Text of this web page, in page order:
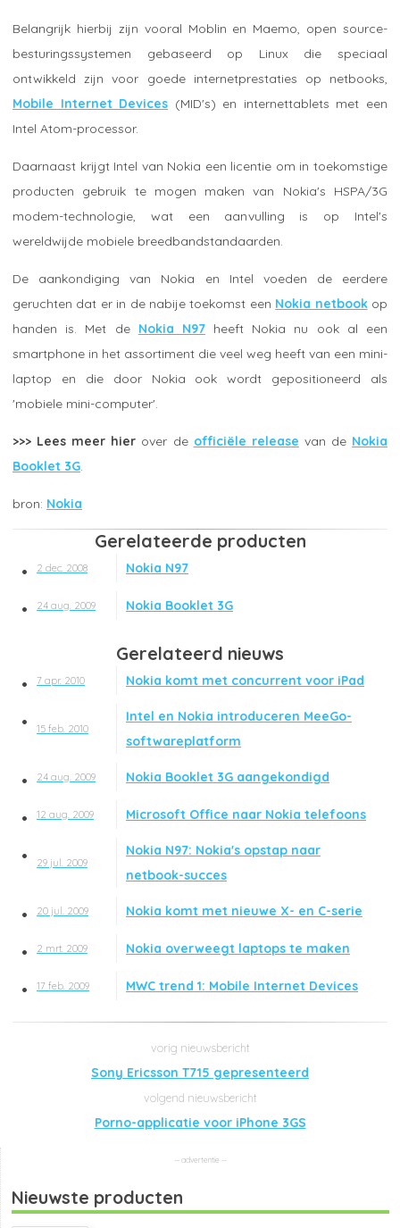
Belangrijk hierbij zijn vooral Moblin en Maemo, open source-
besturingssystemen gebaseerd op Linux die speciaal
ontwikkeld zijn voor goede internetprestaties op netbooks,
Mobile Internet Devices (MID's) en internettablets met een
Intel Atom-processor.
Daarnaast krijgt Intel van Nokia een licentie om in toekomstige
producten gebruik te mogen maken van Nokia's HSPA/3G
modem-technologie, wat een aanvulling is op Intel's
wereldwijde mobiele breedbandstandaarden.
De aankondiging van Nokia en Intel voeden de eerdere
geruchten dat er in de nabije toekomst een Nokia netbookop
handen is. Met de Nokia N97heeft Nokia nu ook al een
smartphone in het assortiment die veel weg heeft van een mini-
laptop en die door Nokia ook wordt gepositioneerd als
'mobiele mini-computer'.
>>> Lees meer hier over de officiële release van de Nokia
Booklet 3G
Nokia
Gerelateerde producten
2 dec. 2008 Nokia N97
24 aug. 2009 Nokia Booklet 3G
Gerelateerd nieuws
7 apr. 2010 Nokia komt met concurrent voor iPad
15 feb. 2010
Intel en Nokia introduceren MeeGo-
softwareplatform
24 aug. 2009 Nokia Booklet 3G aangekondigd
12 aug. 2009 Microsoft Office naar Nokia telefoons
29 jul. 2009
Nokia N97: Nokia's opstap naar
netbook-succes
20 jul. 2009 Nokia komt met nieuwe X- en C-serie
2 mrt. 2009 Nokia overweegt laptops te maken
17 feb. 2009 MWC trend 1: Mobile Internet Devices
Sony Ericsson T715 gepresenteerd
Porno-applicatie voor iPhone 3GS
Nieuwste producten